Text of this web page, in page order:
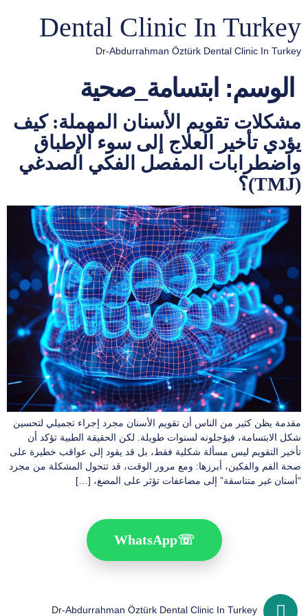
Dental Clinic In Turkey
Dr-Abdurrahman Öztürk Dental Clinic In Turkey
الوسم: ابتسامة_صحية
مشكلات تقويم الأسنان المهملة: كيف
يؤدي تأخير العلاج إلى سوء الإطباق
واضطرابات المفصل الفكي الصدغي
(TMJ)؟
مقدمة يظن كثير من الناس أن تقويم الأسنان مجرد إجراء تجميلي لتحسين
شكل الابتسامة، فيؤجلونه لسنوات طويلة. لكن الحقيقة الطبية تؤكد أن
تأخير التقويم ليس مسألة شكلية فقط، بل قد يقود إلى عواقب خطيرة على
صحة الفم والفكين، أبرزها: ومع مرور الوقت، قد تتحول المشكلة من مجرد
“أسنان غير متناسقة” إلى مضاعفات تؤثر على المضغ، […]
☏
WhatsApp
Dr-Abdurrahman Öztürk Dental Clinic In Turkey